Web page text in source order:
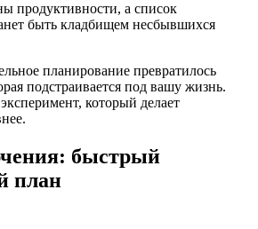
продуктивности, а список
быть кладбищем несбывшихся
планирование превратилось
подстраивается под вашу жизнь.
который делает
быстрый
план